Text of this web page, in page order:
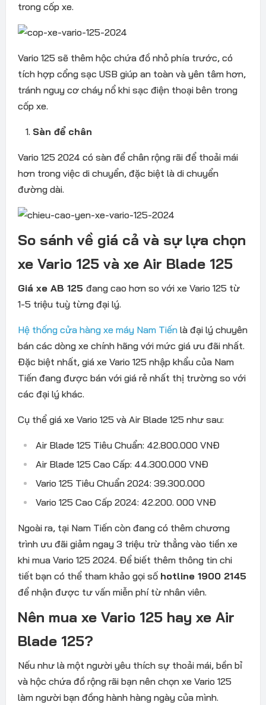
trong cốp xe.
Vario 125 sẽ thêm hộc chứa đồ nhỏ phía trước, có
tích hợp cổng sạc USB giúp an toàn và yên tâm hơn,
tránh nguy cơ cháy nổ khi sạc điện thoại bên trong
cốp xe.
Sàn để chân
Vario 125 2024 có sàn để chân rộng rãi để thoải mái
hơn trong việc di chuyển, đặc biệt là di chuyển
đường dài.
So sánh về giá cả và sự lựa chọn
xe Vario 125 và xe Air Blade 125
Giá xe AB 125 đang cao hơn so với xe Vario 125 từ
1-5 triệu tuỳ từng đại lý.
Hệ thống cửa hàng xe máy Nam Tiến là đại lý chuyên
bán các dòng xe chính hãng với mức giá ưu đãi nhất.
Đặc biệt nhất, giá xe Vario 125 nhập khẩu của Nam
Tiến đang được bán với giá rẻ nhất thị trường so với
các đại lý khác.
Cụ thể giá xe Vario 125 và Air Blade 125 như sau:
Air Blade 125 Tiêu Chuẩn: 42.800.000 VNĐ
Air Blade 125 Cao Cấp: 44.300.000 VNĐ
Vario 125 Tiêu Chuẩn 2024: 39.300.000
Vario 125 Cao Cấp 2024: 42.200. 000 VNĐ
Ngoài ra, tại Nam Tiến còn đang có thêm chương
trình ưu đãi giảm ngay 3 triệu trừ thẳng vào tiền xe
khi mua Vario 125 2024. Để biết thêm thông tin chi
tiết bạn có thể tham khảo gọi số hotline 1900 2145
để nhận được tư vấn miễn phí từ nhân viên.
Nên mua xe Vario 125 hay xe Air
Blade 125?
Nếu như là một người yêu thích sự thoải mái, bền bỉ
và hộc chứa đồ rộng rãi bạn nên chọn xe Vario 125
làm người bạn đồng hành hàng ngày của mình.